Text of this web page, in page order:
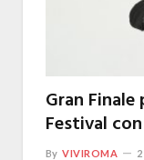
Gran
Festival
By VIVIROMA